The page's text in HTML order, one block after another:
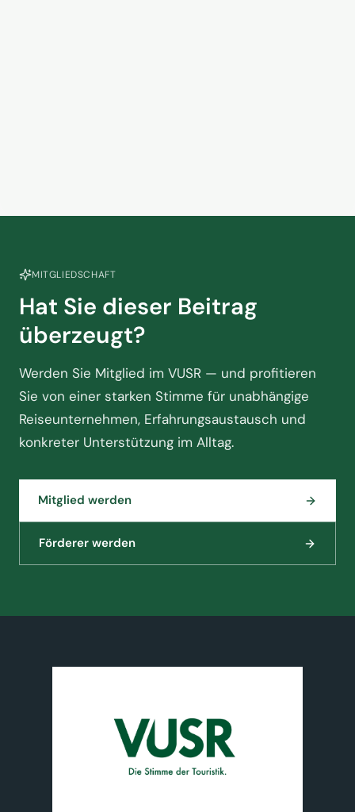
MITGLIEDSCHAFT
Hat Sie dieser Beitrag
überzeugt?
Werden Sie Mitglied im VUSR — und profitieren
Sie von einer starken Stimme für unabhängige
Reiseunternehmen, Erfahrungsaustausch und
konkreter Unterstützung im Alltag.
Mitglied werden
Förderer werden